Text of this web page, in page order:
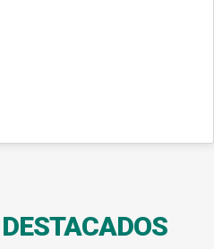
DESTACADOS